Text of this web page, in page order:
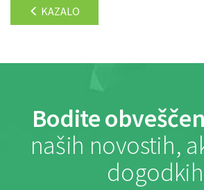
KAZALO
Bodite
naših novostih,
dogodkih